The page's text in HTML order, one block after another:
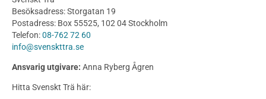
Utförande
Produkter
Konstruktionsvirke
Konstruktionsvirke Behandlat
Konstruktionsvirke Fingerskarvat
Besöksadress: Storgatan 19
Postadress: Box 55525, 102 04 Stockholm
Telefon:08-762 72 60
info@svenskttra.se
Ansvarig utgivare: Anna Ryberg Ågren
Hitta Svenskt Trä här: